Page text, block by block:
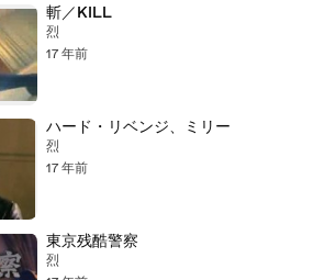
斬／KILL
烈
17 年前
ハード・リベンジ、ミリー
烈
17 年前
東京残酷警察
烈